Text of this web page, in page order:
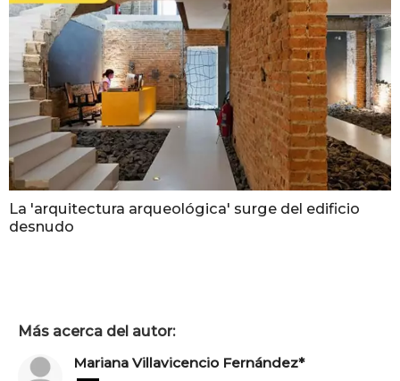
La 'arquitectura arqueológica' surge del edificio
desnudo
Más acerca del autor:
Mariana Villavicencio Fernández*